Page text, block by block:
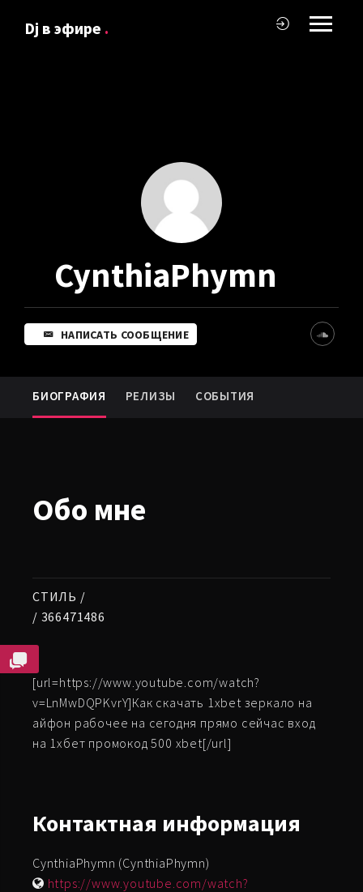
Dj в эфире .
CynthiaPhymn
НАПИСАТЬ СООБЩЕНИЕ
БИОГРАФИЯ РЕЛИЗЫ СОБЫТИЯ
Обо мне
СТИЛЬ /
/ 366471486
[url=https://www.youtube.com/watch?
v=LnMwDQPKvrY]Как скачать 1xbet зеркало на
айфон рабочее на сегодня прямо сейчас вход
на 1хбет промокод 500 xbet[/url]
Контактная информация
CynthiaPhymn (CynthiaPhymn)
https://www.youtube.com/watch?